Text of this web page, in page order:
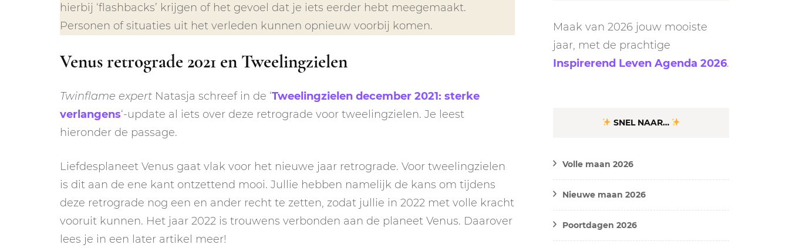
hierbij ‘flashbacks’ krijgen of het gevoel dat je iets eerder hebt meegemaakt.
Personen of situaties uit het verleden kunnen opnieuw voorbij komen.
Venus retrograde 2021 en Tweelingzielen
Twinflame expert Natasja schreef in de ‘Tweelingzielen december 2021: sterke
verlangens‘-update al iets over deze retrograde voor tweelingzielen. Je leest
hieronder de passage.
Liefdesplaneet Venus gaat vlak voor het nieuwe jaar retrograde. Voor tweelingzielen
is dit aan de ene kant ontzettend mooi. Jullie hebben namelijk de kans om tijdens
deze retrograde nog een en ander recht te zetten, zodat jullie in 2022 met volle kracht
vooruit kunnen. Het jaar 2022 is trouwens verbonden aan de planeet Venus. Daarover
lees je in een later artikel meer!
Maak van 2026 jouw mooiste
jaar, met de prachtige
Inspirerend Leven Agenda 2026.
SNEL NAAR…
Volle maan 2026
Nieuwe maan 2026
Poortdagen 2026